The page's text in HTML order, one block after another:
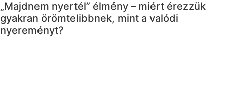
„Majdnem nyertél” élmény – miért érezzük
gyakran örömtelibbnek, mint a valódi
nyereményt?